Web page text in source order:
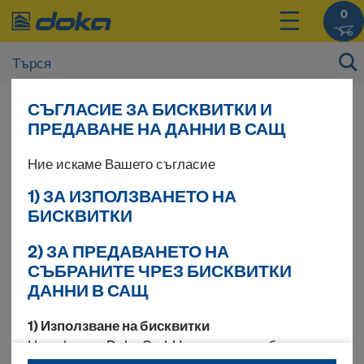
0
Цените на Вашите продукти могат да се
видят следвписване.
Ringlock
комплекти скеле
18 продукта намерени
СЪГЛАСИЕ ЗА БИСКВИТКИ И
ПРЕДАВАНЕ НА ДАННИ В САЩ
Ние искаме Вашето съгласие
1) ЗА ИЗПОЛЗВАНЕТО НА
БИСКВИТКИ
2) ЗА ПРЕДАВАНЕТО НА
СЪБРАНИТЕ ЧРЕЗ БИСКВИТКИ
ДАННИ В САЩ
1) Използване на бисквитки
Ние, фирма Doka GmbH, използваме бисквитки и